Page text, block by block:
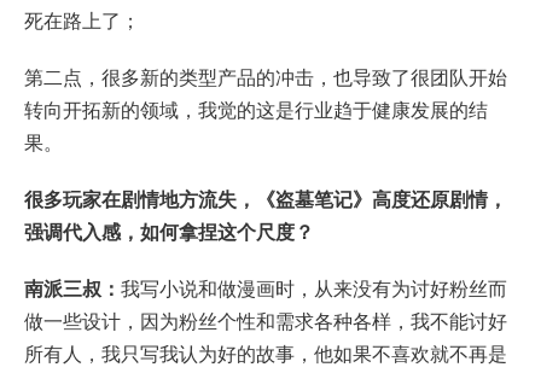
死在路上了；
第二点，很多新的类型产品的冲击，也导致了很团队开始
转向开拓新的领域，我觉的这是行业趋于健康发展的结
果。
很多玩家在剧情地方流失，《盗墓笔记》高度还原剧情，
强调代入感，如何拿捏这个尺度？
南派三叔： 我写小说和做漫画时，从来没有为讨好粉丝而
做一些设计，因为粉丝个性和需求各种各样，我不能讨好
所有人，我只写我认为好的故事，他如果不喜欢就不再是